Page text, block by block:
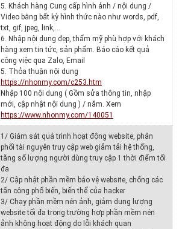
5. Khách hàng Cung cấp hình ảnh / nội dung /
Video bằng bất kỳ hình thức nào như words, pdf,
txt, gif, jpeg, link,…
6. Nhập nội dung đẹp, thẩm mỹ phù hợp với khách
hàng xem tin tức, sản phẩm. Báo cáo kết quả
công việc qua Zalo, Email
5. Thỏa thuận nội dung
https://nhonmy.com/c253.htm
Nhập 100 nội dung ( Gồm sửa thông tin, nhập
mới, cập nhật nội dung ) / năm. Xem
https://www.nhonmy.com/140051
1/ Giám sát quá trình hoạt động website, phân
phối tài nguyên truy cập web giảm tải hệ thống,
tăng số lượng người dùng truy cập 1 thời điểm tối
đa
2/ Cập nhật phần mềm bảo vệ website, chống các
tấn công phổ biến, biến thể của hacker
3/ Chạy phần mềm nén ảnh, giảm dung lượng
website tối đa trong trường hợp phần mềm nén
ảnh không hoạt động do lỗi khách quan